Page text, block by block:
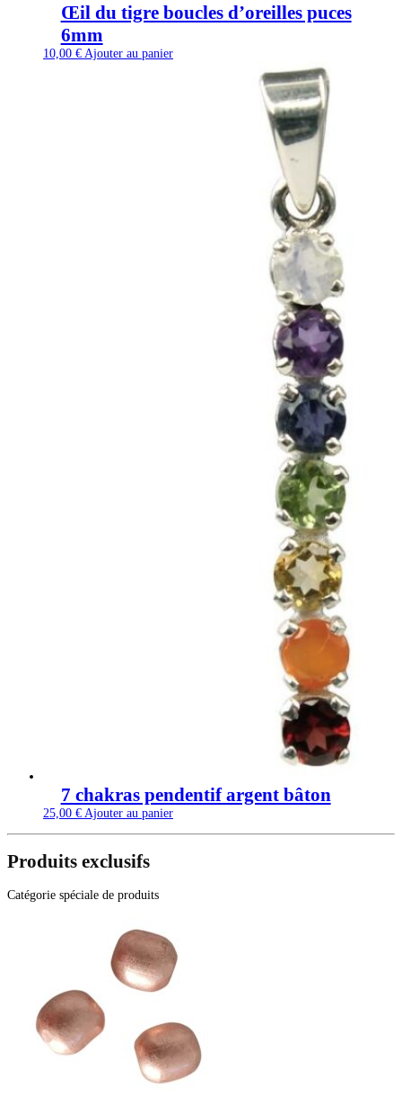
Œil du tigre boucles d’oreilles puces
6mm
10,00 € Ajouter au panier
7 chakras pendentif argent bâton
25,00 € Ajouter au panier
Produits exclusifs
Catégorie spéciale de produits